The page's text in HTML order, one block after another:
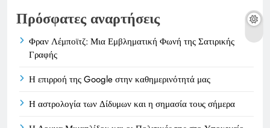
Πρόσφατες αναρτήσεις
Φραν Λέμποϊτζ: Μια Εμβληματική Φωνή της Σατιρικής
Γραφής
Η επιρροή της Google στην καθημερινότητά μας
Η αστρολογία των Δίδυμων και η σημασία τους σήμερα